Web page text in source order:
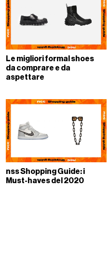
Le migliori formal shoes
da comprare e da
aspettare
nss Shopping Guide: i
Must-haves del 2020